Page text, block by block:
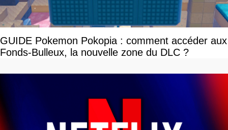
GUIDE Pokemon Pokopia : comment accéder aux
Fonds-Bulleux, la nouvelle zone du DLC ?